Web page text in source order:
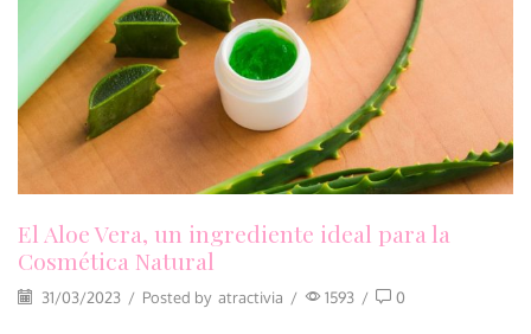
El Aloe Vera, un ingrediente ideal para la
Cosmética Natural
31/03/2023 / Posted by atractivia / 1593 / 0